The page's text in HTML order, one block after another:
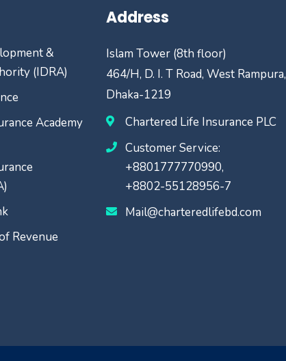
&
(IDRA)
Academy
Revenue
Address
Islam Tower (8th floor)
464/H, D. I. T Road, West Rampura,
Dhaka-1219
Chartered Life Insurance PLC
Customer Service:
+8801777770990,
+8802-55128956-7
Mail@charteredlifebd.com